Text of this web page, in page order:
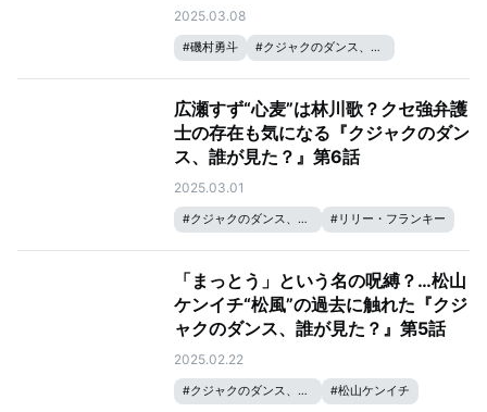
2025.03.08
#磯村勇斗 #クジャクのダンス、誰が見た？
#広瀬すず
広瀬すず“心麦”は林川歌？クセ強弁護
士の存在も気になる『クジャクのダン
ス、誰が見た？』第6話
2025.03.01
#クジャクのダンス、誰が見た？ #リリー・フランキー
「まっとう」という名の呪縛？…松山
ケンイチ“松風”の過去に触れた『クジ
ャクのダンス、誰が見た？』第5話
2025.02.22
#クジャクのダンス、誰が見た？ #松山ケンイチ